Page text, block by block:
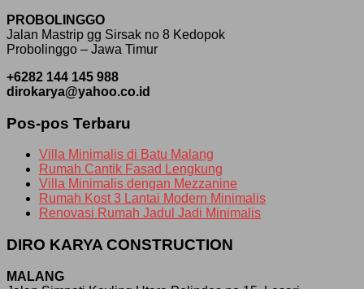
PROBOLINGGO
Jalan Mastrip gg Sirsak no 8 Kedopok
Probolinggo – Jawa Timur
+6282 144 145 988
dirokarya@yahoo.co.id
Pos-pos Terbaru
Villa Minimalis di Batu Malang
Rumah Cantik Fasad Lengkung
Villa Minimalis dengan Mezzanine
Rumah Kost 3 Lantai Modern Minimalis
Renovasi Rumah Jadul Jadi Minimalis
DIRO KARYA CONSTRUCTION
MALANG